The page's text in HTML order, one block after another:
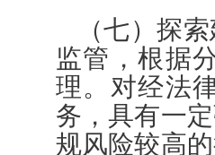
（七）探
监管，根据
理。对经法
务，具有一
规风险较高